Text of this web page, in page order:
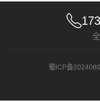
蜀ICP备